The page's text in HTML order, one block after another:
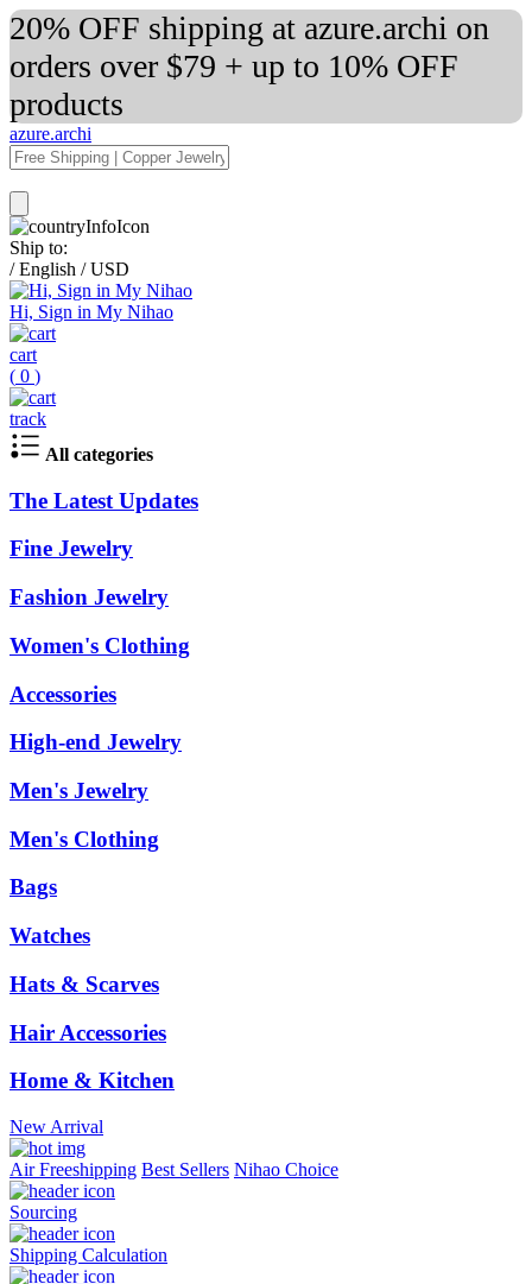
20% OFF shipping at azure.archi on
orders over $79 + up to 10% OFF
products
azure.archi
Ship to:
/ English / USD
Hi, Sign in My Nihao
cart
( 0 )
track
All categories
The Latest Updates
Fine Jewelry
Fashion Jewelry
Women's Clothing
Accessories
High-end Jewelry
Men's Jewelry
Men's Clothing
Bags
Watches
Hats & Scarves
Hair Accessories
Home & Kitchen
New Arrival
Air Freeshipping Best Sellers Nihao Choice
Sourcing
Shipping Calculation